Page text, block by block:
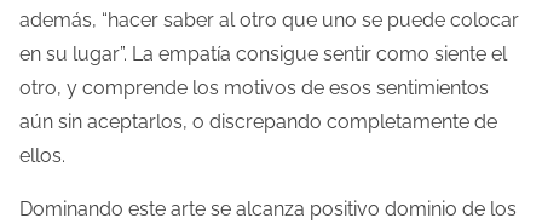
además, “hacer saber al otro que uno se puede colocar
en su lugar”. La empatía consigue sentir como siente el
otro, y comprende los motivos de esos sentimientos
aún sin aceptarlos, o discrepando completamente de
ellos.
Dominando este arte se alcanza positivo dominio de los